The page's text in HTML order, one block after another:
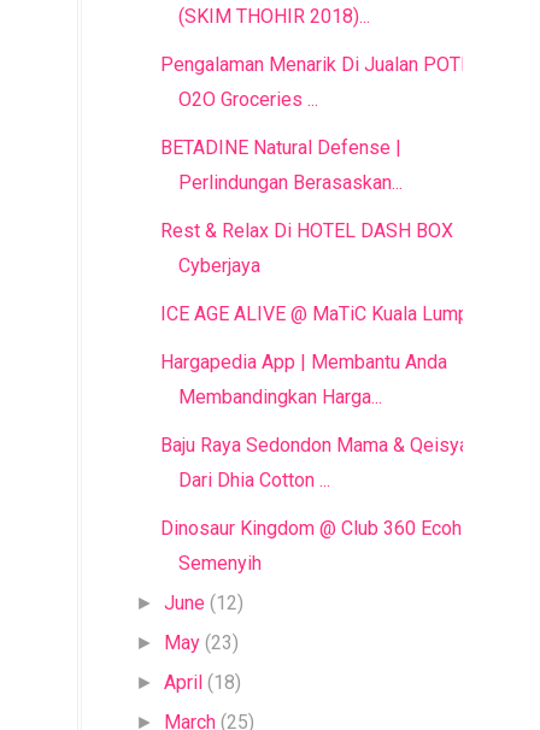
(SKIM THOHIR 2018)...
Pengalaman Menarik Di Jualan POTBOY
O2O Groceries ...
BETADINE Natural Defense |
Perlindungan Berasaskan...
Rest & Relax Di HOTEL DASH BOX
Cyberjaya
ICE AGE ALIVE @ MaTiC Kuala Lumpur
Hargapedia App | Membantu Anda
Membandingkan Harga...
Baju Raya Sedondon Mama & Qeisya
Dari Dhia Cotton ...
Dinosaur Kingdom @ Club 360 Ecohill
Semenyih
►June (12)
► May (23)
►April (18)
► March (25)